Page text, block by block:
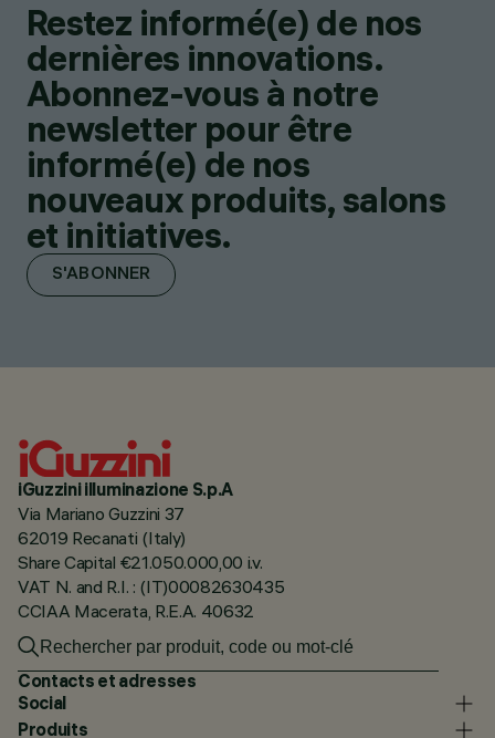
Restez informé(e) de nos
dernières innovations.
Abonnez-vous à notre
newsletter pour être
informé(e) de nos
nouveaux produits, salons
et initiatives.
S'ABONNER
iGuzzini illuminazione S.p.A
Via Mariano Guzzini 37
62019 Recanati (Italy)
Share Capital €21.050.000,00 i.v.
VAT N. and R.I. : (IT)00082630435
CCIAA Macerata, R.E.A. 40632
Contacts et adresses
Social
Produits